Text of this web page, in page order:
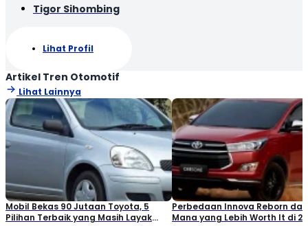
Tigor Sihombing
Lihat Profil
Artikel Tren Otomotif
Lihat Lainnya
Mobil Bekas 90 Jutaan Toyota, 5
Pilihan Terbaik yang Masih Layak
Perbedaan Innova Reborn
Mana yang Lebih Worth It di